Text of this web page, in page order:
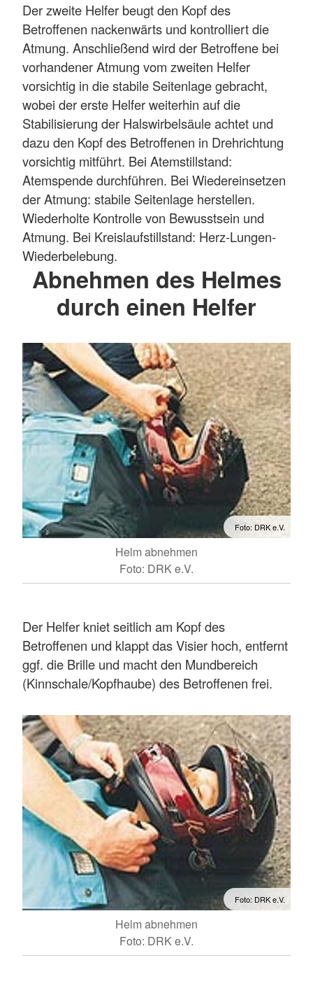
Der zweite Helfer beugt den Kopf des
Betroffenen nackenwärts und kontrolliert die
Atmung. Anschließend wird der Betroffene bei
vorhandener Atmung vom zweiten Helfer
vorsichtig in die stabile Seitenlage gebracht,
wobei der erste Helfer weiterhin auf die
Stabilisierung der Halswirbelsäule achtet und
dazu den Kopf des Betroffenen in Drehrichtung
vorsichtig mitführt. Bei Atemstillstand:
Atemspende durchführen. Bei Wiedereinsetzen
der Atmung: stabile Seitenlage herstellen.
Wiederholte Kontrolle von Bewusstsein und
Atmung. Bei Kreislaufstillstand: Herz-Lungen-
Wiederbelebung.
Abnehmen des Helmes
durch einen Helfer
Foto: DRK e.V.
Helm abnehmen
Foto: DRK e.V.
Der Helfer kniet seitlich am Kopf des
Betroffenen und klappt das Visier hoch, entfernt
ggf. die Brille und macht den Mundbereich
(Kinnschale/Kopfhaube) des Betroffenen frei.
Foto: DRK e.V.
Helm abnehmen
Foto: DRK e.V.